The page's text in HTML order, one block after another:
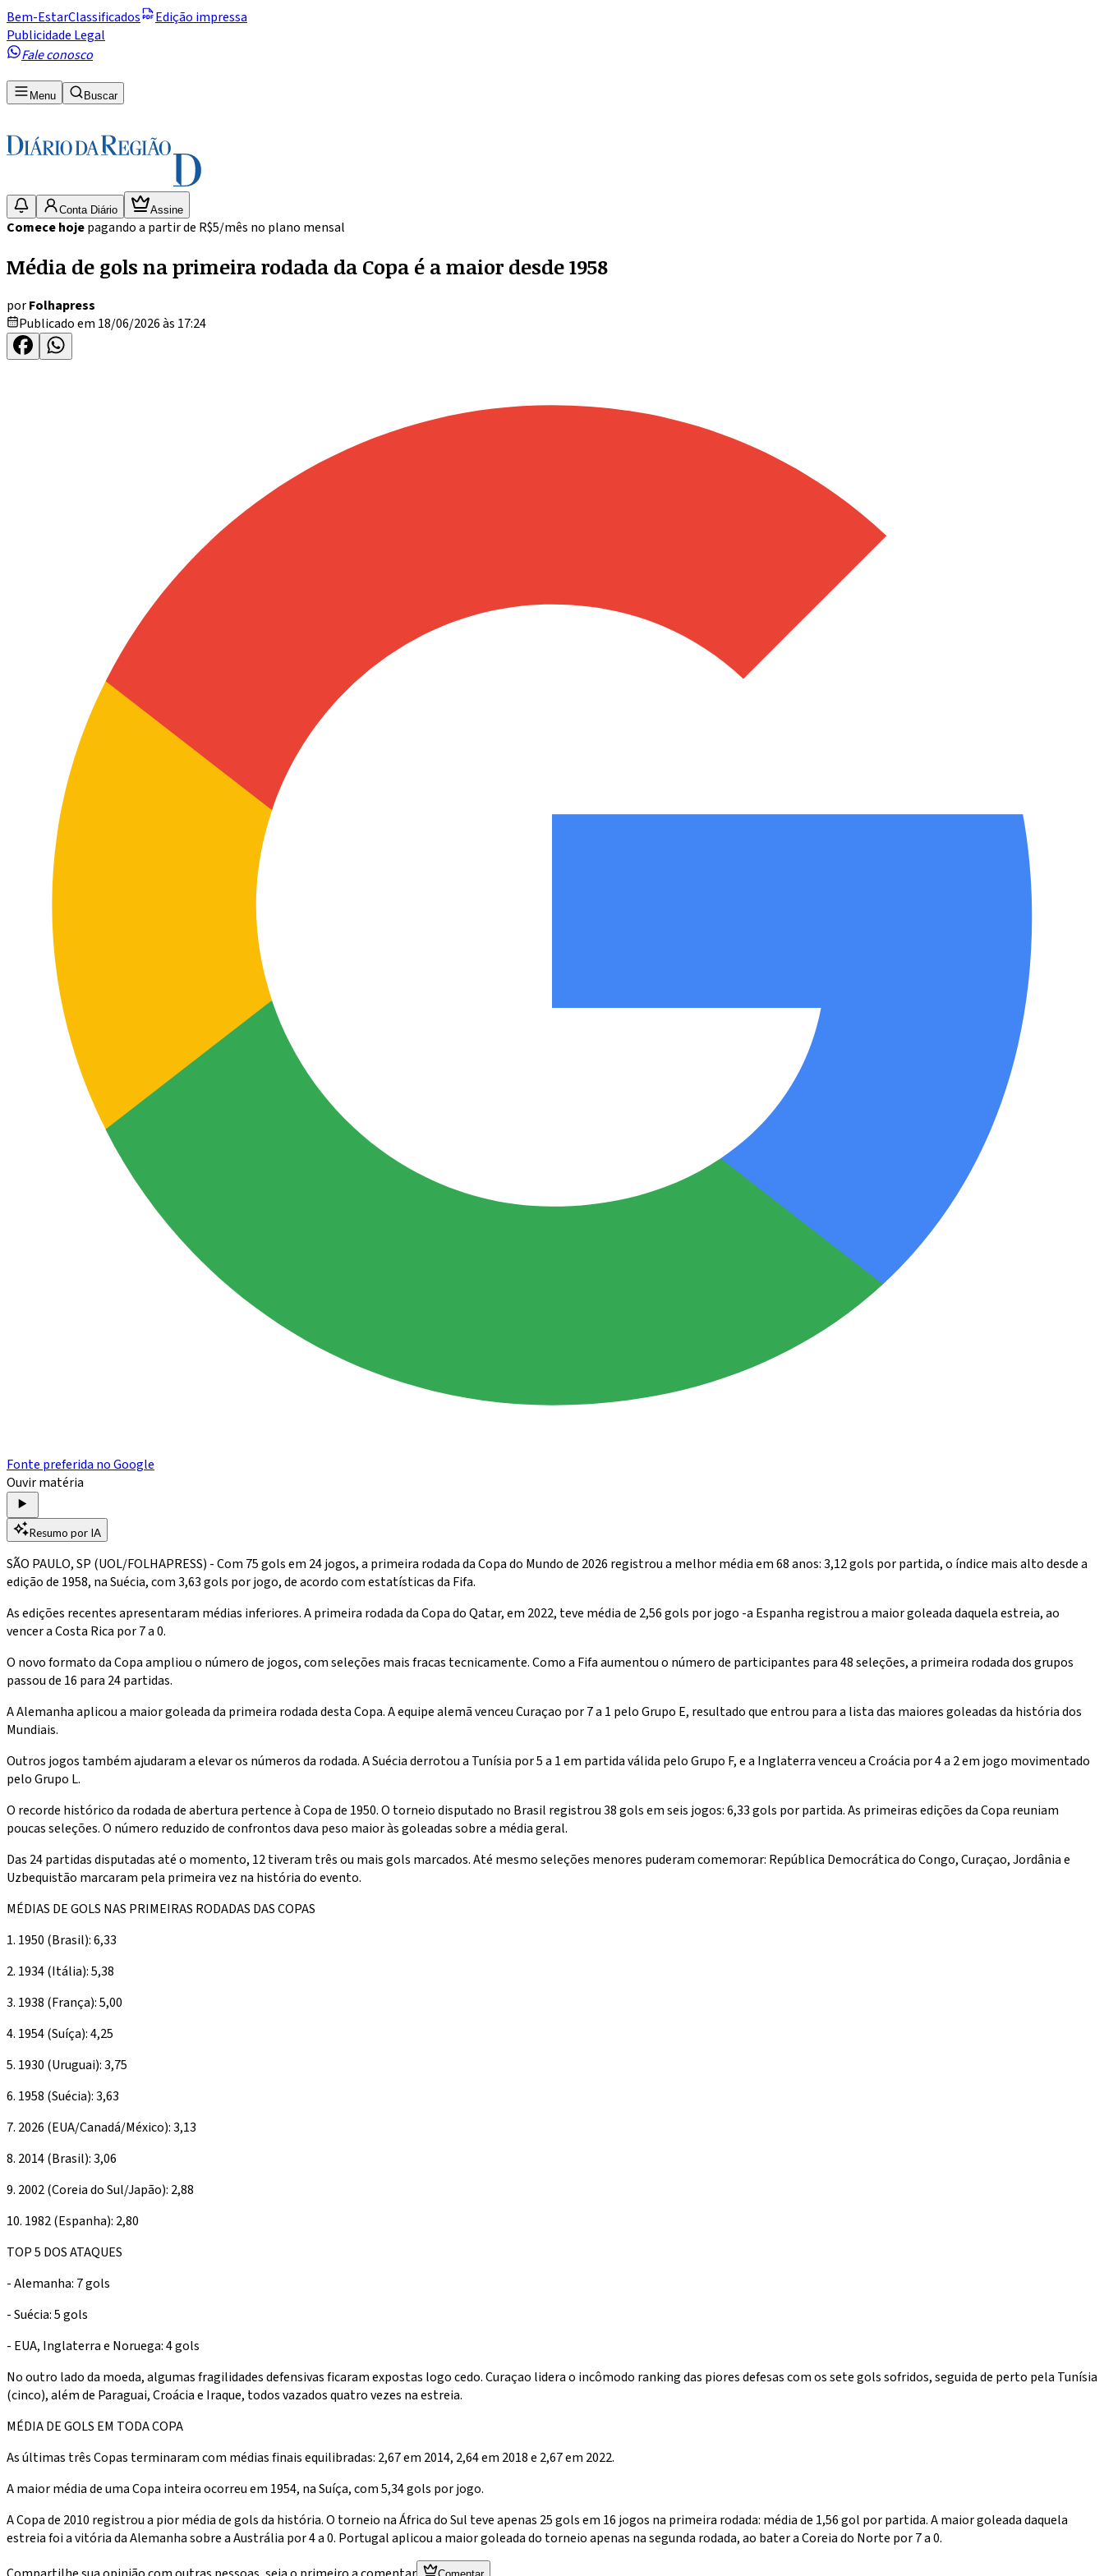
Bem-EstarClassificados
Edição impressa
Publicidade Legal
Fale conosco
Menu Buscar
Conta Diário Assine
Comece hojepagando a partir de R$5/mês no plano mensal
Média de gols na primeira rodada da Copa é a maior desde 1958
porFolhapress
Publicado em 18/06/2026 às 17:24
Fonte preferida no Google
Ouvir matéria
Resumo por IA
SÃO PAULO, SP (UOL/FOLHAPRESS) - Com 75 gols em 24 jogos, a primeira rodada da Copa do Mundo de 2026 registrou a melhor média em 68 anos: 3,12 gols por partida, o índice mais alto desde a
edição de 1958, na Suécia, com 3,63 gols por jogo, de acordo com estatísticas da Fifa.
As edições recentes apresentaram médias inferiores. A primeira rodada da Copa do Qatar, em 2022, teve média de 2,56 gols por jogo -a Espanha registrou a maior goleada daquela estreia, ao
vencer a Costa Rica por 7 a 0.
O novo formato da Copa ampliou o número de jogos, com seleções mais fracas tecnicamente. Como a Fifa aumentou o número de participantes para 48 seleções, a primeira rodada dos grupos
passou de 16 para 24 partidas.
A Alemanha aplicou a maior goleada da primeira rodada desta Copa. A equipe alemã venceu Curaçao por 7 a 1 pelo Grupo E, resultado que entrou para a lista das maiores goleadas da história dos
Mundiais.
Outros jogos também ajudaram a elevar os números da rodada. A Suécia derrotou a Tunísia por 5 a 1 em partida válida pelo Grupo F, e a Inglaterra venceu a Croácia por 4 a 2 em jogo movimentado
pelo Grupo L.
O recorde histórico da rodada de abertura pertence à Copa de 1950. O torneio disputado no Brasil registrou 38 gols em seis jogos: 6,33 gols por partida. As primeiras edições da Copa reuniam
poucas seleções. O número reduzido de confrontos dava peso maior às goleadas sobre a média geral.
Das 24 partidas disputadas até o momento, 12 tiveram três ou mais gols marcados. Até mesmo seleções menores puderam comemorar: República Democrática do Congo, Curaçao, Jordânia e
Uzbequistão marcaram pela primeira vez na história do evento.
MÉDIAS DE GOLS NAS PRIMEIRAS RODADAS DAS COPAS
1. 1950 (Brasil): 6,33
2. 1934 (Itália): 5,38
3. 1938 (França): 5,00
4. 1954 (Suíça): 4,25
5. 1930 (Uruguai): 3,75
6. 1958 (Suécia): 3,63
7. 2026 (EUA/Canadá/México): 3,13
8. 2014 (Brasil): 3,06
9. 2002 (Coreia do Sul/Japão): 2,88
10. 1982 (Espanha): 2,80
TOP 5 DOS ATAQUES
- Alemanha: 7 gols
- Suécia: 5 gols
- EUA, Inglaterra e Noruega: 4 gols
No outro lado da moeda, algumas fragilidades defensivas ficaram expostas logo cedo. Curaçao lidera o incômodo ranking das piores defesas com os sete gols sofridos, seguida de perto pela Tunísia
(cinco), além de Paraguai, Croácia e Iraque, todos vazados quatro vezes na estreia.
MÉDIA DE GOLS EM TODA COPA
As últimas três Copas terminaram com médias finais equilibradas: 2,67 em 2014, 2,64 em 2018 e 2,67 em 2022.
A maior média de uma Copa inteira ocorreu em 1954, na Suíça, com 5,34 gols por jogo.
A Copa de 2010 registrou a pior média de gols da história. O torneio na África do Sul teve apenas 25 gols em 16 jogos na primeira rodada: média de 1,56 gol por partida. A maior goleada daquela
estreia foi a vitória da Alemanha sobre a Austrália por 4 a 0. Portugal aplicou a maior goleada do torneio apenas na segunda rodada, ao bater a Coreia do Norte por 7 a 0.